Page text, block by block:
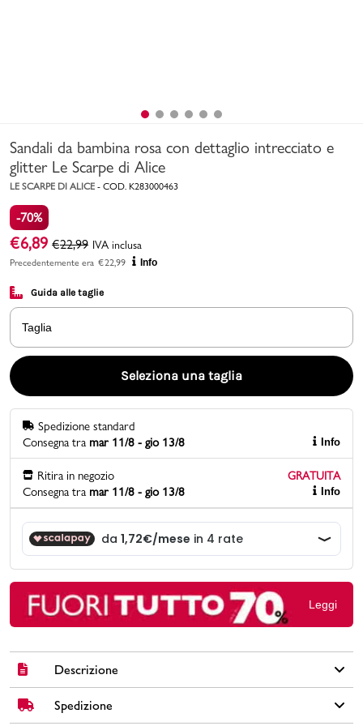
Sport Valigie
Accedi | Registrati
Promo & News
negozi
contatti
pcard
Gift card
Sandali da bambina rosa con dettaglio intrecciato e
glitter Le Scarpe di Alice
LE SCARPE DI ALICE - COD. K283000463
-70%
€6,89 €22,99 IVA inclusa
Precedentemente era €22,99 Info
Guida alle taglie
Taglia
Seleziona una taglia
Spedizione standard
Consegna tra mar 11/8 - gio 13/8 Info
Ritira in negozio
GRATUITA
Consegna tra mar 11/8 - gio 13/8 Info
Leggi
Descrizione
Sandali da bambina Le Scarpe di Alice in similpelle colore rosa
con chiusura a strappo sulla caviglia, dettaglio intrecciato e con
Spedizione